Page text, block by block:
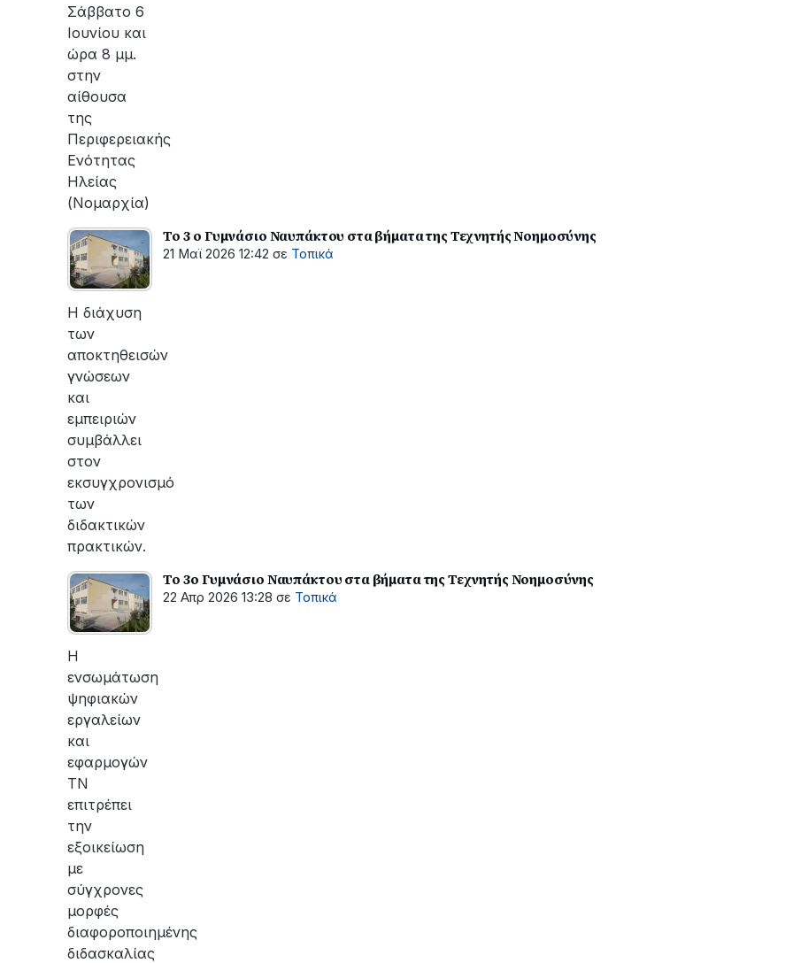
ΔΕΔΔΗΕ
για
την
αποκατάσταση
της
Σάββατο 6
Ιουνίου και
ώρα 8 μμ.
στην
αίθουσα
της
Περιφερειακής
Ενότητας
Ηλείας
(Νομαρχία)
Το 3 ο Γυμνάσιο Ναυπάκτου στα βήματα της Τεχνητής Νοημοσύνης
21 Μαϊ 2026 12:42 σε Τοπικά
Η διάχυση
των
αποκτηθεισών
γνώσεων
και
εμπειριών
συμβάλλει
στον
εκσυγχρονισμό
των
διδακτικών
πρακτικών.
Το 3ο Γυμνάσιο Ναυπάκτου στα βήματα της Τεχνητής Νοημοσύνης
22 Απρ 2026 13:28 σε Τοπικά
Η
ενσωμάτωση
ψηφιακών
εργαλείων
και
εφαρμογών
ΤΝ
επιτρέπει
την
εξοικείωση
με
σύγχρονες
μορφές
διαφοροποιημένης
διδασκαλίας